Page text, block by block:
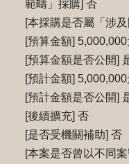
範疇」採購] 否
[本採購是否屬「涉
[預算金額] 5,000,000
[預算金額是否公開]
[預計金額] 5,000,000
[預計金額是否公開]
[後續擴充] 否
[是否受機關補助] 否
[本案是否曾以不同